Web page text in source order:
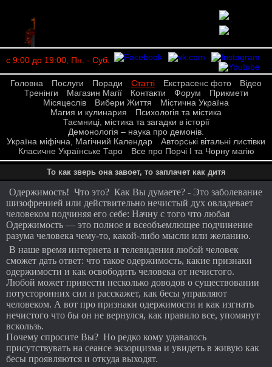
с 9:00 до 19:00, Пн. - Суб.
Головна Послуги Поради Статті Екстрасенс фото
Відео
Тренінги
Магазин Магії Контакти Форум
Прикмети
Місяцеслів
Вибери Життя
Містична Україна
Магия и кулинария
Психологія та містика
Таємниці, містика та загадки в історії
Демонологія – наука про демонів.
Україна міфічна, Магічний Календар
Авторські вітальні листівки
Класичне Українське Таро
Все про Порчі І та Чорну магію
То как зверь она завоет, то заплачет как дитя
Одержимость! Что это? Как Вы думаете? - Это заболевание
шизофренией или действительно нечистый дух овладевает
человеком подчиняя его себе: Начну с того что любая
Одержимость — это полное и всеобъемлющее подчинение
разума человека чему-то, какой-либо мысли или желанию.
В наше время интернета и телевидения любой человек
сможет дать ответ: что такое одержимость, какие признаки
одержимости и как освободить человека от нечистого.
Любой может привести несколько доводов о существовании
потусторонних сил и расскажет, как бесы управляют
человеком. А вот про признаки одержимости и как изгнать
нечистого что бы он не вернулся, как правило все, упомянут
вскользь.
Почему спросите Вы? Но редко кому удавалось
присутствувать на сеансе экзорцизма и увидеть в живую как
бесы проявляются и откуда выходят.